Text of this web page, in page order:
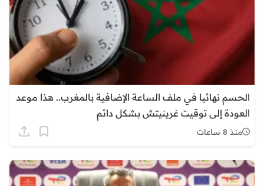
الحسم نهائيا في ملف الساعة الإضافية بالمغرب.. هذا موعد
العودة إلى توقيت غرينيتش بشكل دائم
منذ 8 ساعات